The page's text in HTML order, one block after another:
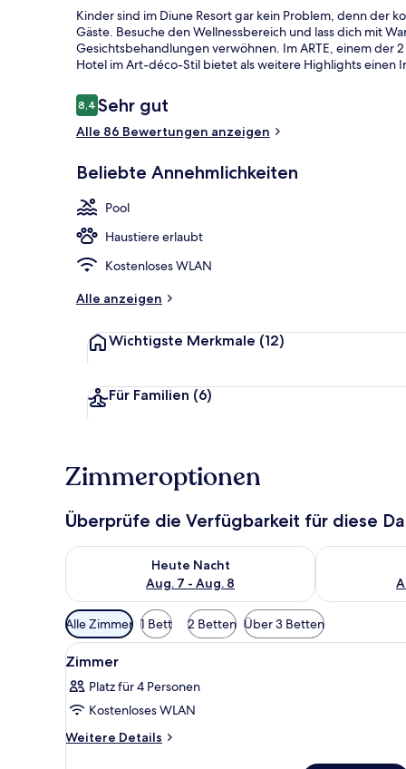
Kinder sind im Diune Resort gar kein Problem, denn der
Gäste. Besuche den Wellnessbereich und lass dich mit
Gesichtsbehandlungen verwöhnen. Im ARTE, einem der
Hotel im Art-déco-Stil bietet als weitere Highlights einen
Bewertungen
8,48,4 von 10.
Sehr gut
Alle 86 Bewertungen anzeigen
Beliebte Annehmlichkeiten
Pool
Haustiere erlaubt
Kostenloses WLAN
Alle anzeigen
Wichtigste Merkmale (12)
Für Familien (6)
Zimmeroptionen
Überprüfe die Verfügbarkeit für diese
Heute Nacht
Aug. 7 - Aug. 8
Überprüfe die Verfügbarkeit für heute Nacht, Aug. 7
Überprüfe
Verfügbare
Filter
für
Alle Zimmer 1 Bett 2 Betten Über 3 Betten
Alle
Fotos
für
Zimmer
anzeigen
Ein Hotelzimmer mit Bett,
6
Zimmer
Platz für 4 Personen
Kostenloses WLAN
Weitere Details
Weitere